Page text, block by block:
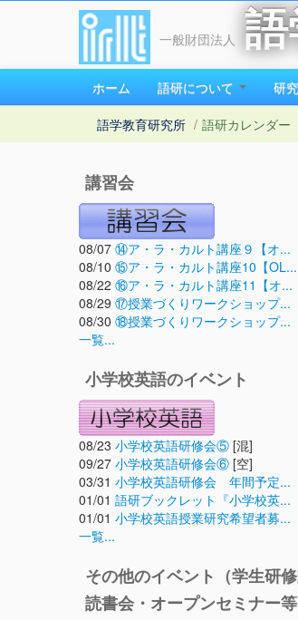
一般財団法人
ホーム 語研について 研
語学教育研究所 / 語研カレンダー
講習会
08/07 ⑭ア・ラ・カルト講座９【オ...
08/10 ⑮ア・ラ・カルト講座10【OL...
08/22 ⑯ア・ラ・カルト講座11【オ...
08/29 ⑰授業づくりワークショップ...
08/30 ⑱授業づくりワークショップ...
一覧...
小学校英語のイベント
08/23 小学校英語研修会⑤ [混]
09/27 小学校英語研修会⑥ [空]
03/31 小学校英語研修会 年間予定...
01/01 語研ブックレット『小学校英...
01/01 小学校英語授業研究希望者募...
一覧...
その他のイベント（学生研修
読書会・オープンセミナー等